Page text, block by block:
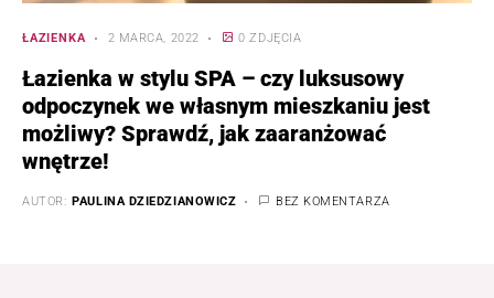
ŁAZIENKA 2 MARCA, 2022 0 ZDJĘCIA
Łazienka w stylu SPA – czy luksusowy
odpoczynek we własnym mieszkaniu jest
możliwy? Sprawdź, jak zaaranżować
wnętrze!
AUTOR: PAULINA DZIEDZIANOWICZ BEZ KOMENTARZA